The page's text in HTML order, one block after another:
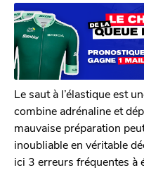
a
n
s
a
g
o
r
L
o
u
i
s
R
u
l
e
t
s
a
Le saut à l’élastique est
combine adrénaline et
mauvaise préparation
inoubliable en véritable
ici 3 erreurs fréquentes à